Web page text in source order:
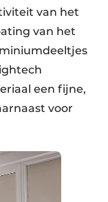
van het
van het
een fijne,
voor